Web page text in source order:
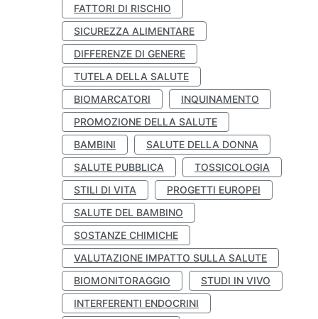
FATTORI DI RISCHIO
SICUREZZA ALIMENTARE
DIFFERENZE DI GENERE
TUTELA DELLA SALUTE
BIOMARCATORI
INQUINAMENTO
PROMOZIONE DELLA SALUTE
BAMBINI
SALUTE DELLA DONNA
SALUTE PUBBLICA
TOSSICOLOGIA
STILI DI VITA
PROGETTI EUROPEI
SALUTE DEL BAMBINO
SOSTANZE CHIMICHE
VALUTAZIONE IMPATTO SULLA SALUTE
BIOMONITORAGGIO
STUDI IN VIVO
INTERFERENTI ENDOCRINI